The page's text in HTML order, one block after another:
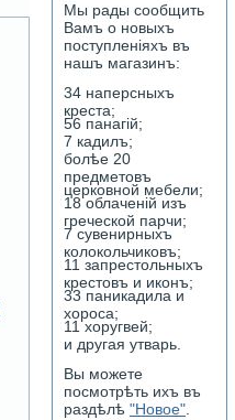
Мы рады сообщить
Вамъ о новыхъ
поступленiяхъ въ
нашъ магазинъ:
34 наперсныхъ
креста;
56 панагiй;
7 кадилъ;
болѣе 20
предметовъ
церковной мебели;
18 облаченiй изъ
греческой парчи;
7 сувенирныхъ
колокольчиковъ;
11 запрестольныхъ
крестовъ и иконъ;
33 паникадила и
хороса;
11 хоругвей;
и другая утварь.
Вы можете
посмотрѣть ихъ въ
раздѣлѣ "Новое"